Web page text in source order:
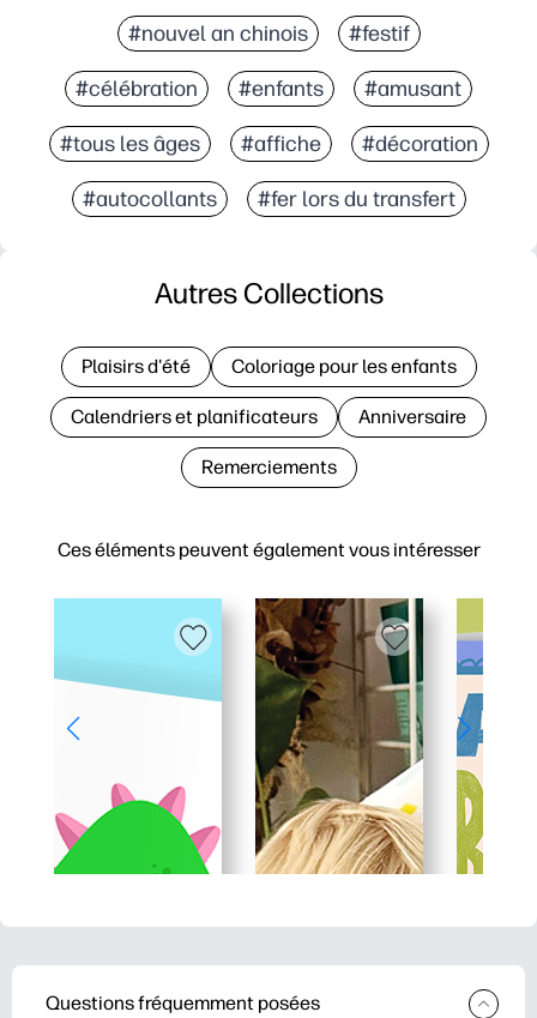
#nouvel an chinois #festif
#célébration #enfants #amusant
#tous les âges #affiche #décoration
#autocollants #fer lors du transfert
Ces éléments peuvent également vous intéresser
Autres Collections
Plaisirs d'été Coloriage pour les enfants
Calendriers et planificateurs Anniversaire
Remerciements
Questions fréquemment posées